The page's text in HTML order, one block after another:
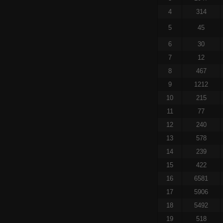
4
314
5 45
6
30
7
12
8
467
9
1212
10
215
11
77
12
240
13
578
14
239
15
422
16
6581
17
5906
18
5492
19
518